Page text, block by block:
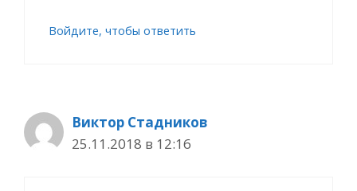
Войдите, чтобы ответить
Виктор Стадников
25.11.2018 в 12:16